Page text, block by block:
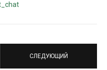
СЛЕДУЮЩИЙ